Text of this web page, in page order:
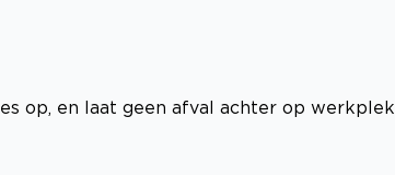
op, en laat geen afval achter op werkplek.